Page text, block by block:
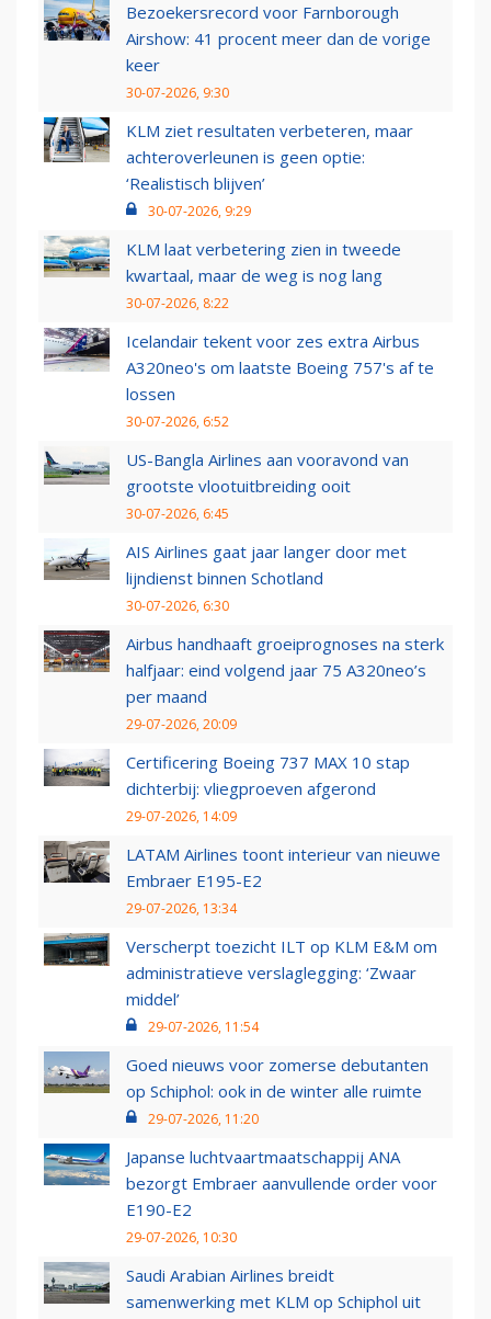
Bezoekersrecord voor Farnborough
Airshow: 41 procent meer dan de vorige
keer
30-07-2026, 9:30
KLM ziet resultaten verbeteren, maar
achteroverleunen is geen optie:
‘Realistisch blijven’
30-07-2026, 9:29
KLM laat verbetering zien in tweede
kwartaal, maar de weg is nog lang
30-07-2026, 8:22
Icelandair tekent voor zes extra Airbus
A320neo's om laatste Boeing 757's af te
lossen
30-07-2026, 6:52
US-Bangla Airlines aan vooravond van
grootste vlootuitbreiding ooit
30-07-2026, 6:45
AIS Airlines gaat jaar langer door met
lijndienst binnen Schotland
30-07-2026, 6:30
Airbus handhaaft groeiprognoses na sterk
halfjaar: eind volgend jaar 75 A320neo’s
per maand
29-07-2026, 20:09
Certificering Boeing 737 MAX 10 stap
dichterbij: vliegproeven afgerond
29-07-2026, 14:09
LATAM Airlines toont interieur van nieuwe
Embraer E195-E2
29-07-2026, 13:34
Verscherpt toezicht ILT op KLM E&M om
administratieve verslaglegging: ‘Zwaar
middel’
29-07-2026, 11:54
Goed nieuws voor zomerse debutanten
op Schiphol: ook in de winter alle ruimte
29-07-2026, 11:20
Japanse luchtvaartmaatschappij ANA
bezorgt Embraer aanvullende order voor
E190-E2
29-07-2026, 10:30
Saudi Arabian Airlines breidt
samenwerking met KLM op Schiphol uit